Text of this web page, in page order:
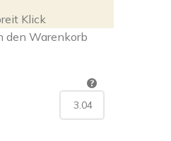
Klick
den Warenkorb